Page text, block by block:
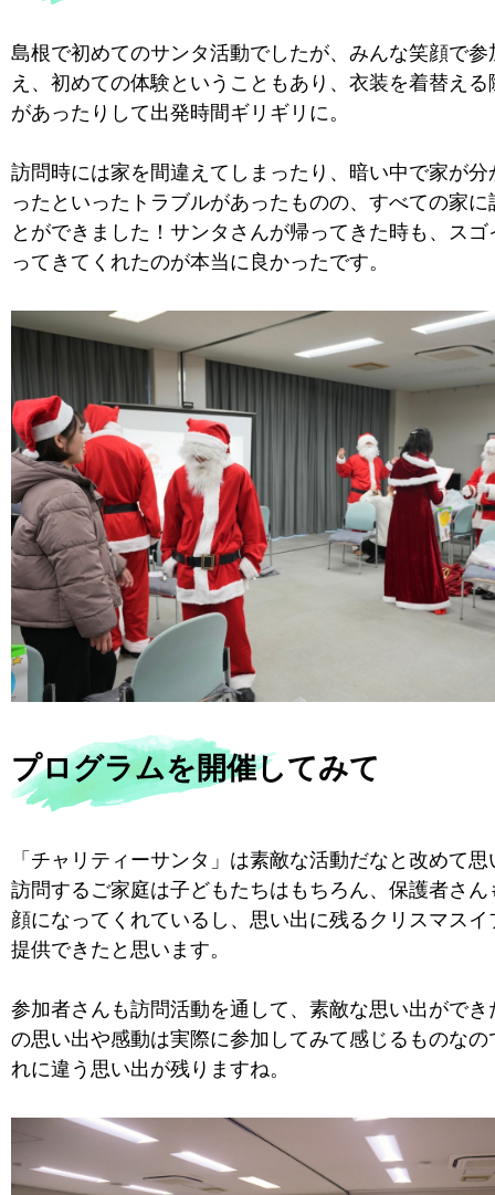
島根で初めてのサンタ活動でしたが、みんな笑顔で参
え、初めての体験ということもあり、衣装を着替える
があったりして出発時間ギリギリに。
訪問時には家を間違えてしまったり、暗い中で家が分
ったといったトラブルがあったものの、すべての家に
とができました！サンタさんが帰ってきた時も、スゴ
ってきてくれたのが本当に良かったです。
プログラムを開催してみて
「チャリティーサンタ」は素敵な活動だなと改めて
訪問するご家庭は子どもたちはもちろん、保護者さん
顔になってくれているし、思い出に残るクリスマスイ
提供できたと思います。
参加者さんも訪問活動を通して、素敵な思い出ができ
の思い出や感動は実際に参加してみて感じるものなの
れに違う思い出が残りますね。